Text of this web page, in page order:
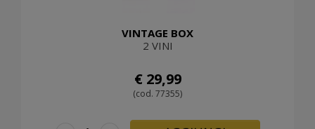
VINTAGE BOX
2 VINI
€ 29,99
(cod. 77355)